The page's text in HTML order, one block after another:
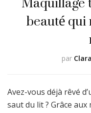
beauté
par Clara
Avez-vous déjà rêvé
saut du lit ? Grâce